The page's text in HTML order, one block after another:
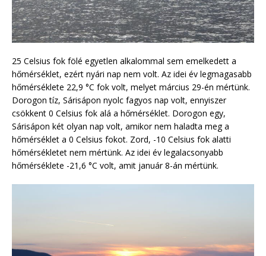
25 Celsius fok fölé egyetlen alkalommal sem emelkedett a
hőmérséklet, ezért nyári nap nem volt. Az idei év legmagasabb
hőmérséklete 22,9 °C fok volt, melyet március 29-én mértünk.
Dorogon tíz, Sárisápon nyolc fagyos nap volt, ennyiszer
csökkent 0 Celsius fok alá a hőmérséklet. Dorogon egy,
Sárisápon két olyan nap volt, amikor nem haladta meg a
hőmérséklet a 0 Celsius fokot. Zord, -10 Celsius fok alatti
hőmérsékletet nem mértünk. Az idei év legalacsonyabb
hőmérséklete -21,6 °C volt, amit január 8-án mértünk.